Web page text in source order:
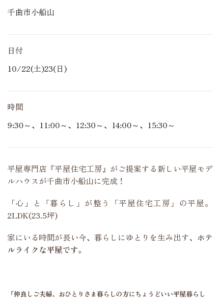
千曲市小船山
日付
10/22(土)23(日)
時間
9:30～、11:00～、12:30～、14:00～、15:30～
平屋専門店『平屋住宅工房』がご提案する新しい平屋モデ
ルハウスが千曲市小船山に完成！
「心」と「暮らし」が整う「平屋住宅工房」の平屋。
2LDK(23.5坪)
家にいる時間が長い今、暮らしにゆとりを生み出す、 ホテ
ルライクな平屋です。
『仲良しご夫婦、おひとりさま暮らしの方にちょうどいい平屋暮らし